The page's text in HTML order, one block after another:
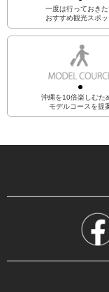
一度は行っておきた
おすすめ観光スポッ
沖縄を10倍楽しむた
モデルコースを提